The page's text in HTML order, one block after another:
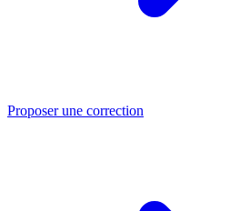
Proposer une correction